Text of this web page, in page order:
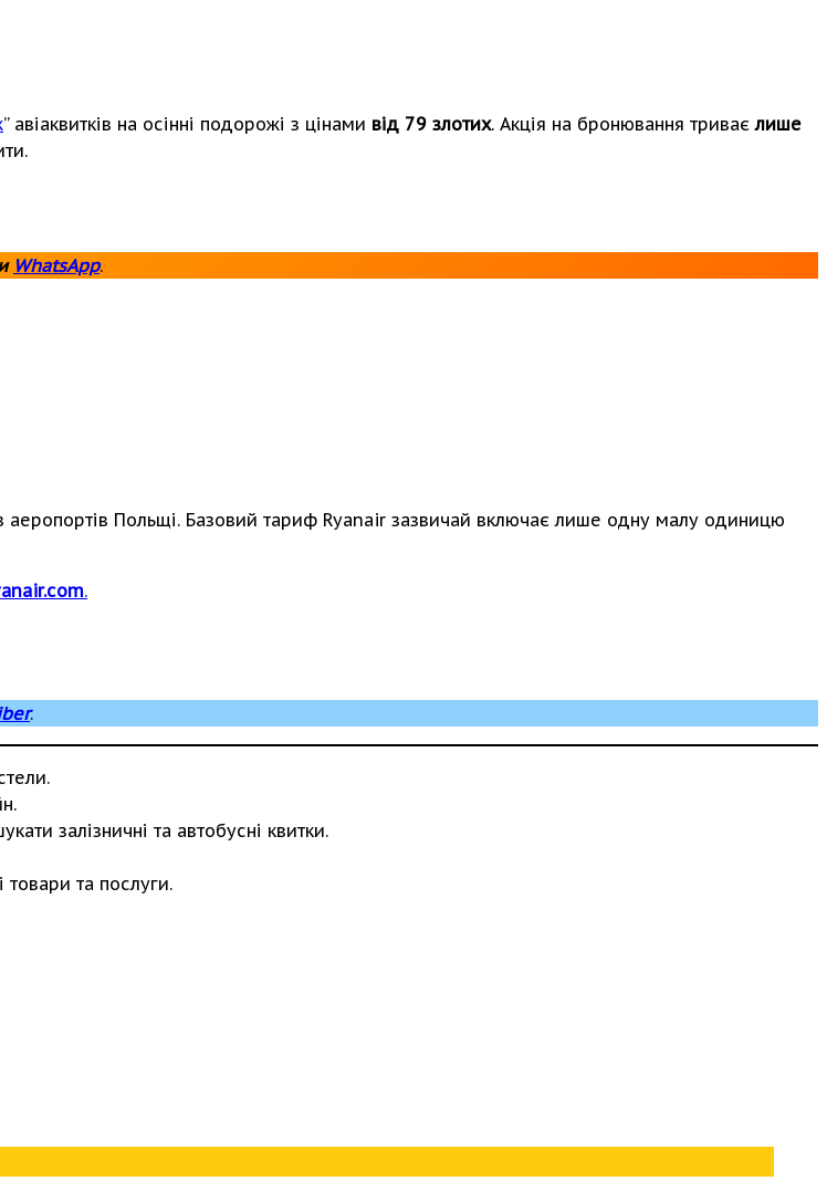
” авіаквитків на осінні подорожі з цінами від 79 злотих. Акція на бронювання триваєлише
WhatsApp.
аеропортів Польщі. Базовий тариф Ryanair зазвичай включає лише одну малу одиницю
.
.
залізничні та автобусні квитки.
товари та послуги.